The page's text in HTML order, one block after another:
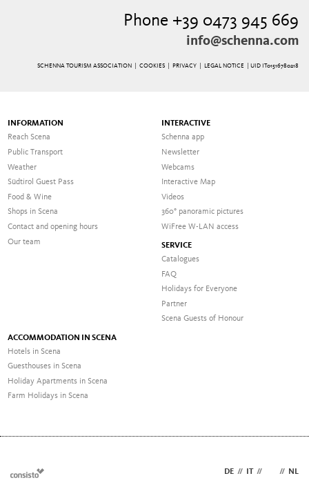
Phone +39 0473 945 669
info@schenna.com
SCHENNA TOURISM ASSOCIATION | COOKIES| PRIVACY| LEGAL NOTICE | UID IT01516780218
INFORMATION
Reach Scena
Public Transport
Weather
Südtirol Guest Pass
Food & Wine
Shops in Scena
Contact and opening hours
Our team
INTERACTIVE
Schenna app
Newsletter
Webcams
Interactive Map
Videos
360° panoramic pictures
WiFree W-LAN access
SERVICE
Catalogues
FAQ
Holidays for Everyone
Partner
Scena Guests of Honour
ACCOMMODATION IN SCENA
Hotels in Scena
Guesthouses in Scena
Holiday Apartments in Scena
Farm Holidays in Scena
DE // IT // // NL